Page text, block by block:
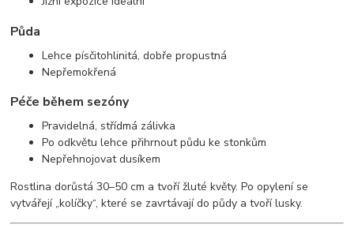
Půda
Lehce písčitohlinitá, dobře propustná
Nepřemokřená
Péče během sezóny
Pravidelná, střídmá zálivka
Po odkvětu lehce přihrnout půdu ke stonkům
Nepřehnojovat dusíkem
Rostlina dorůstá 30–50 cm a tvoří žluté květy. Po opylení se
vytvářejí „kolíčky“, které se zavrtávají do půdy a tvoří lusky.